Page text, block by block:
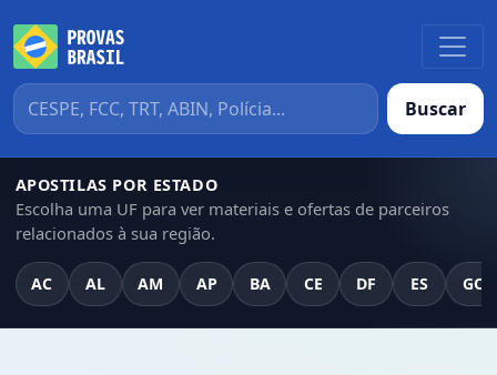
Buscar
APOSTILAS POR ESTADO
Escolha uma UF para ver materiais e ofertas de parceiros
relacionados à sua região.
AC AL AM AP BA CE DF ES GO